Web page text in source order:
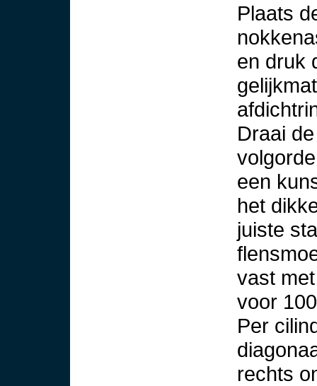
Plaats
en druk
Draai
een
het
juiste
vast
voor
Per
rechts